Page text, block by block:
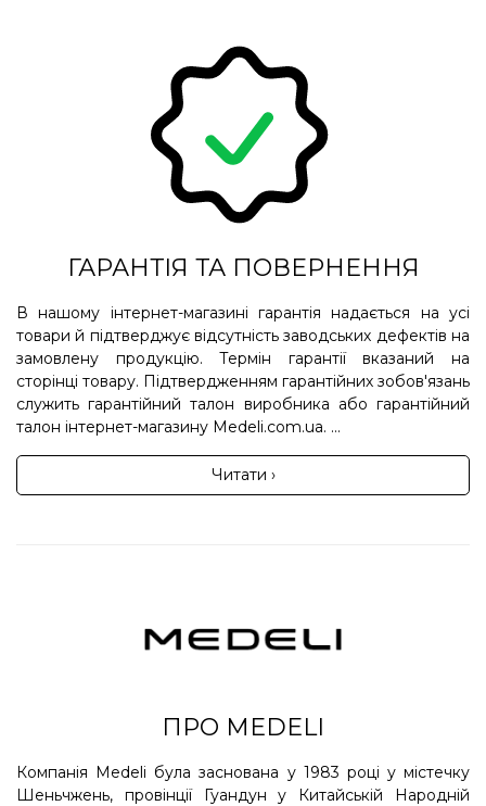
ГАРАНТІЯ ТА ПОВЕРНЕННЯ
В нашому інтернет-магазині гарантія надається на усі
товари й підтверджує відсутність заводських дефектів на
замовлену продукцію. Термін гарантії вказаний на
сторінці товару. Підтвердженням гарантійних зобов'язань
служить гарантійний талон виробника або гарантійний
талон інтернет-магазину Medeli.com.ua. ...
Читати ›
ПРО MEDELI
Компанія Medeli була заснована у 1983 році у містечку
Шеньчжень, провінції Гуандун у Китайській Народній